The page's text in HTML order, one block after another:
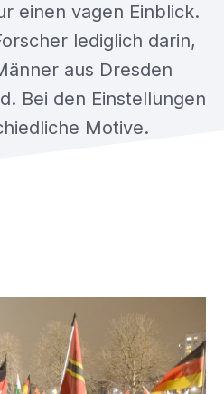
einen vagen Einblick.
lediglich darin,
aus Dresden
Bei den Einstellungen
Motive.